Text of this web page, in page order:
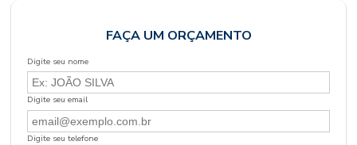
FAÇA UM ORÇAMENTO
Digite seu nome
Digite seu email
Digite seu telefone